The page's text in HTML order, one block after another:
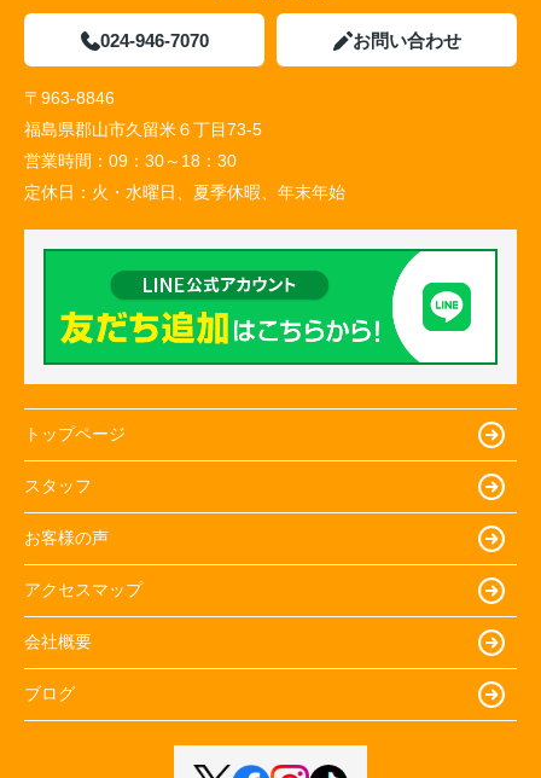
024-946-7070 お問い合わせ
〒963-8846
福島県郡山市久留米６丁目73-5
営業時間： 09：30～18：30
定休日： 火・水曜日、夏季休暇、年末年始
トップページ
スタッフ
お客様の声
アクセスマップ
会社概要
ブログ